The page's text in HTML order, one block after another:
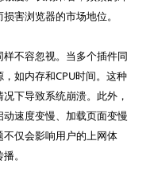
害浏览器的市场地位。
不容忽视。当多个插件同
如内存和CPU时间。这种
下导致系统崩溃。此外，
速度变慢、加载页面变慢
仅会影响用户的上网体
。